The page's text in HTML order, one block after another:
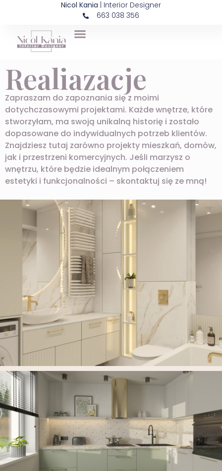
Nicol Kania | Interior Designer
663 038 356
Realiazacje
Zapraszam do zapoznania się z moimi
dotychczasowymi projektami. Każde wnętrze, które
stworzyłam, ma swoją unikalną historię i zostało
dopasowane do indywidualnych potrzeb klientów.
Znajdziesz tutaj zarówno projekty mieszkań, domów,
jak i przestrzeni komercyjnych. Jeśli marzysz o
wnętrzu, które będzie idealnym połączeniem
estetyki i funkcjonalności – skontaktuj się ze mną!